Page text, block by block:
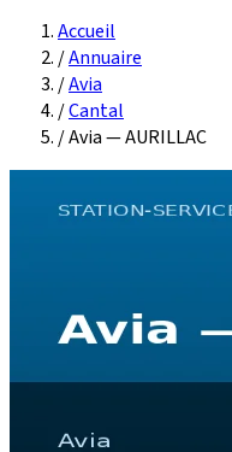
Accueil
/Annuaire
/Avia
/Cantal
/Avia — AURILLAC